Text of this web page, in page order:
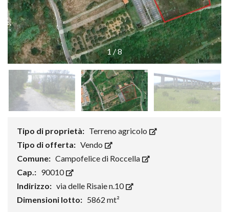
1/8
Tipo di proprietà: Terreno agricolo
Tipo di offerta: Vendo
Comune: Campofelice di Roccella
Cap.: 90010
Indirizzo: via delle Risaie n.10
Dimensioni lotto: 5862 mt²